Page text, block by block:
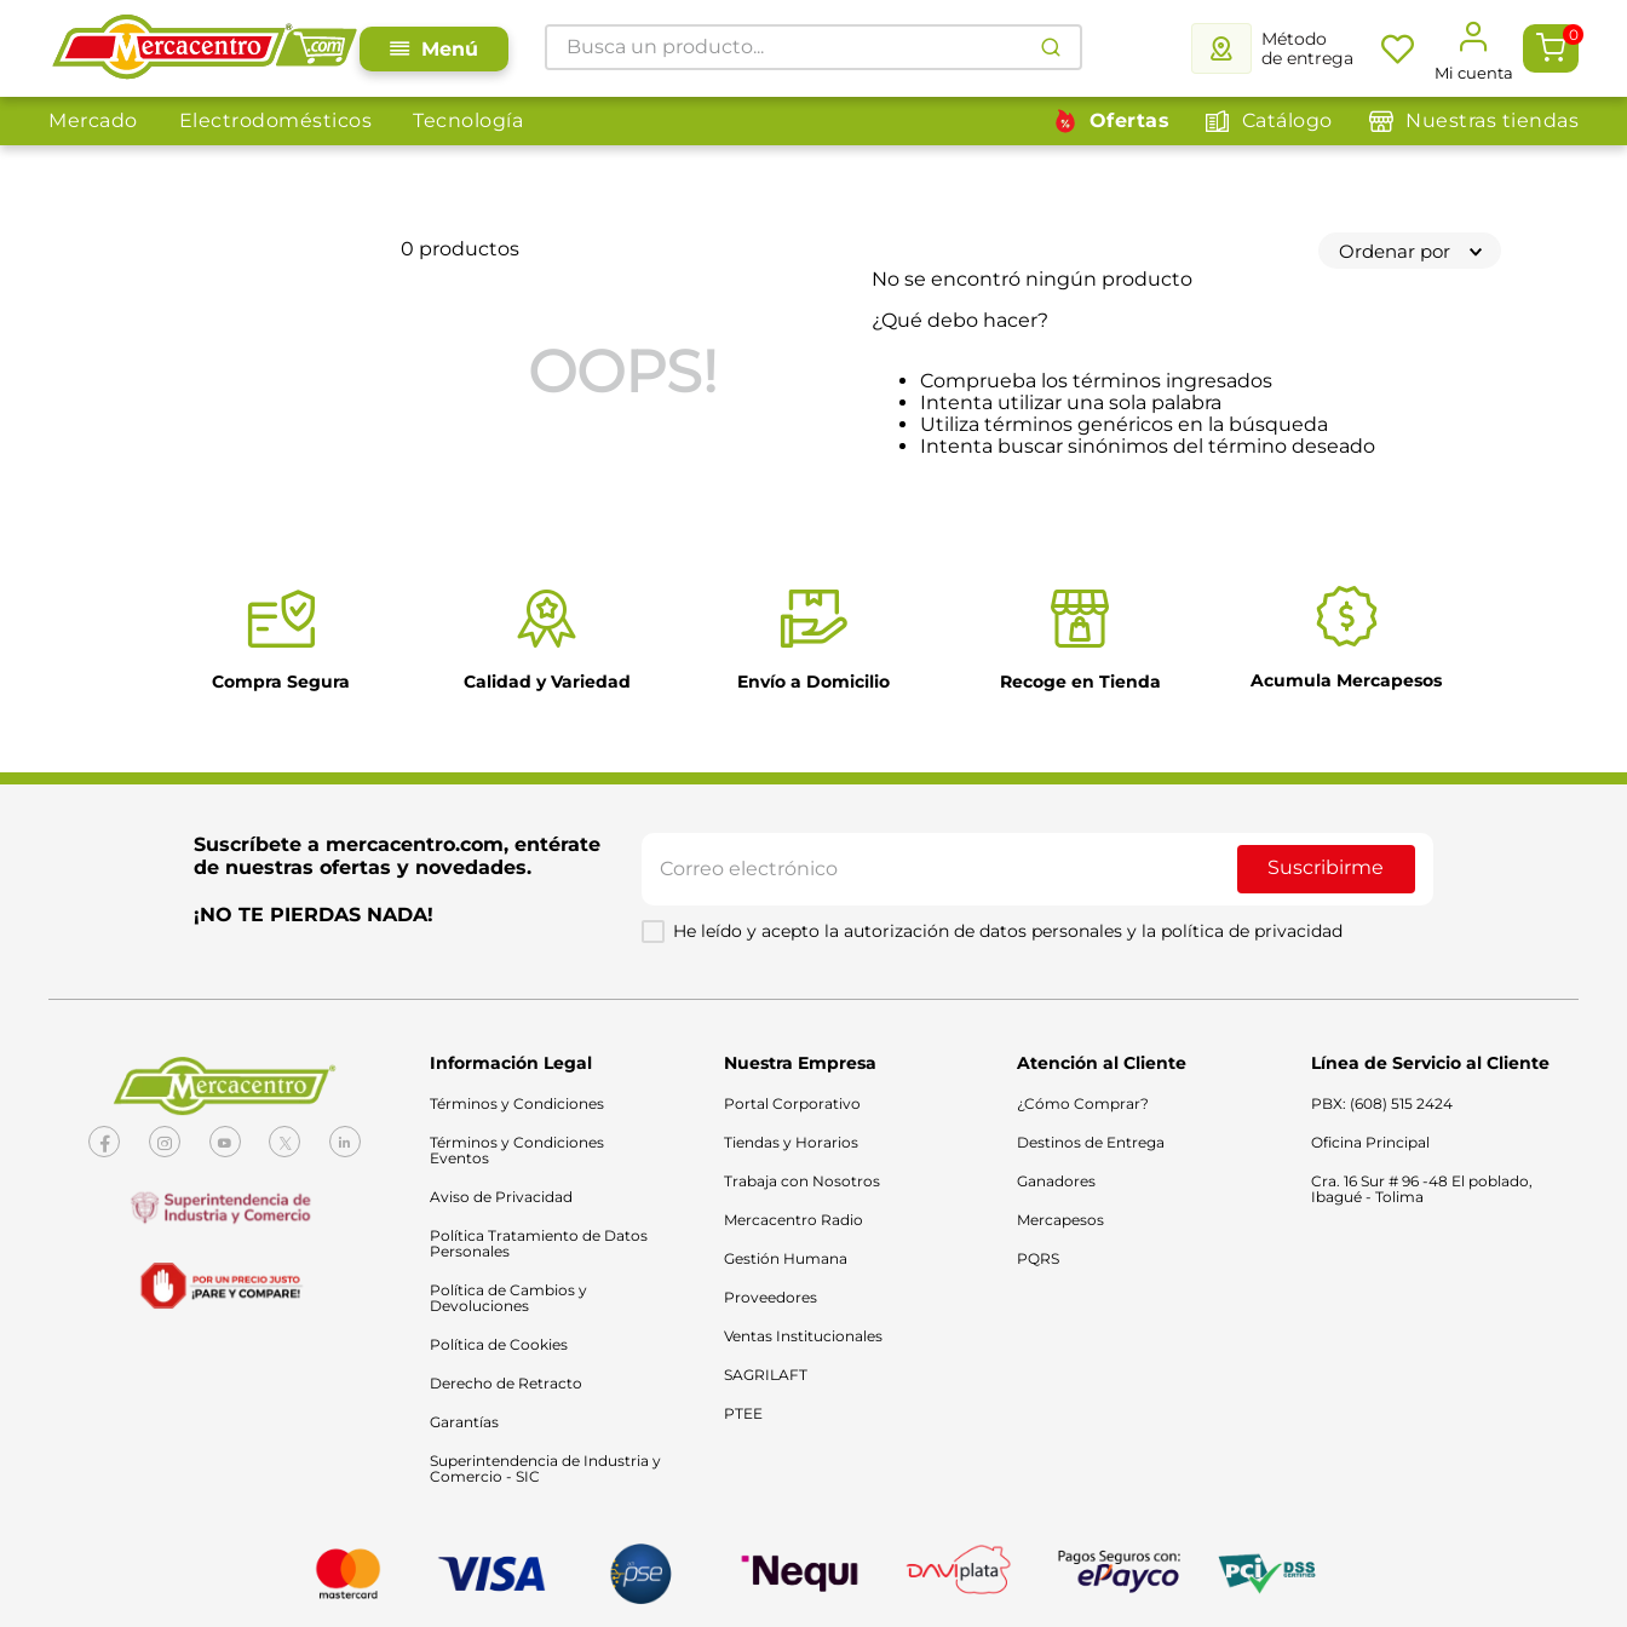
Busca un producto...
Método
de entrega
Mi cuenta
0
Mercado Electrodomésticos Tecnología Ofertas Catálogo Nuestras tiendas
0 productos Ordenar por
OOPS!
No se encontró ningún producto
¿Qué debo hacer?
Comprueba los términos ingresados
Intenta utilizar una sola palabra
Utiliza términos genéricos en la búsqueda
Intenta buscar sinónimos del término deseado
Compra Segura Calidad y Variedad Envío a Domicilio Recoge en Tienda Acumula Mercapesos
Suscríbete a mercacentro.com, entérate
de nuestras ofertas y novedades.
¡NO TE PIERDAS NADA!
Suscribirme
He leído y acepto la autorización de datos personales y la política de privacidad
Información Legal
Términos y Condiciones
Términos y Condiciones
Eventos
Aviso de Privacidad
Política Tratamiento de Datos
Personales
Política de Cambios y
Devoluciones
Política de Cookies
Derecho de Retracto
Garantías
Superintendencia de Industria y
Comercio - SIC
Nuestra Empresa
Portal Corporativo
Tiendas y Horarios
Trabaja con Nosotros
Mercacentro Radio
Gestión Humana
Proveedores
Ventas Institucionales
SAGRILAFT
PTEE
Atención al Cliente
¿Cómo Comprar?
Destinos de Entrega
Ganadores
Mercapesos
PQRS
Línea de Servicio al Cliente
PBX: (608) 515 2424
Oficina Principal
Cra. 16 Sur # 96 -48 El poblado,
Ibagué - Tolima